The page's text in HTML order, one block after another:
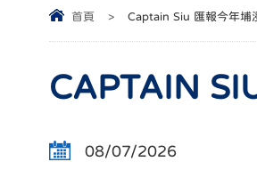
首頁 > Captain Siu 匯報今年埔
CAPTAIN
08/07/2026